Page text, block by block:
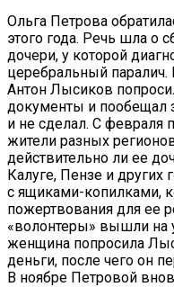
Ольга Петрова
этого года. Речь шла о
дочери, у которой
церебральный паралич.
Антон Лысиков
документы и пообещал
и не сделал. С февраля
жители разных
действительно ли ее
Калуге, Пензе и других
с ящиками-копилками,
пожертвования для ее
«волонтеры» вышли на
женщина попросила
деньги, после чего он
В ноябре Петровой